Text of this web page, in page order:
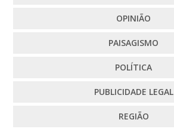
OPINIÃO
PAISAGISMO
POLÍTICA
PUBLICIDADE LEGAL
REGIÃO